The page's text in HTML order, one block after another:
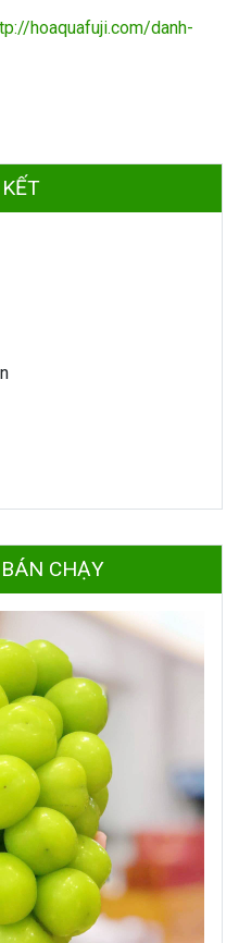
hoaquafuji.com/danh-
CHẠY